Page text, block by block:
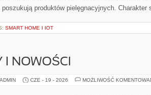
produktów pielęgnacyjnych.
SMART HOME I IOT
I NOWOŚCI
CZE - 19 - 2026 MOŻLIWOŚĆ